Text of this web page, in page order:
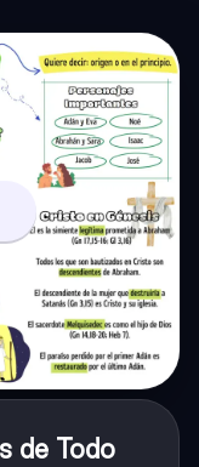
de Todo